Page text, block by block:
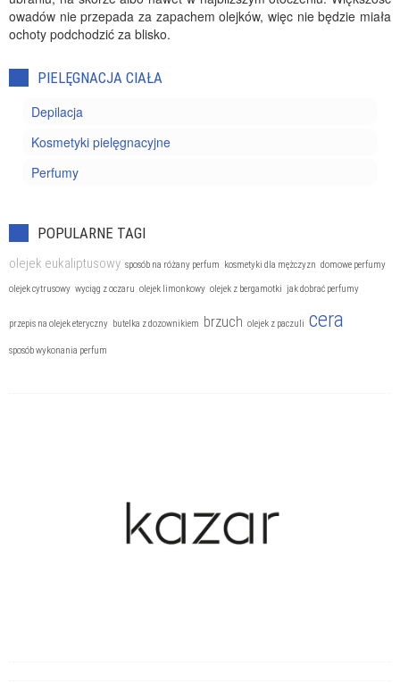
owadów nie przepada za zapachem olejków, więc nie będzie miała
ochoty podchodzić za blisko.
PIELĘGNACJA CIAŁA
Depilacja
Kosmetyki pielęgnacyjne
Perfumy
POPULARNE TAGI
olejek eukaliptusowy sposób na różany perfum kosmetyki dla mężczyzn domowe perfumy
olejek cytrusowy wyciąg z oczaru olejek limonkowy olejek z bergamotki jak dobrać perfumy
przepis na olejek eteryczny butelka z dozownikiem brzuch olejek z paczuli cera
sposób wykonania perfum